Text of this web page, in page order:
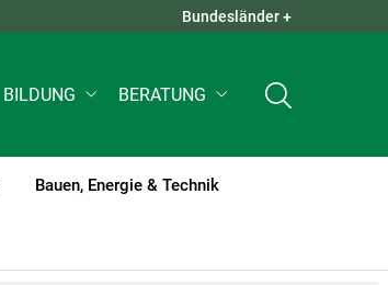
QUICK LINKS +
Bundesländer +
BILDUNG BERATUNG
Bauen, Energie & Technik